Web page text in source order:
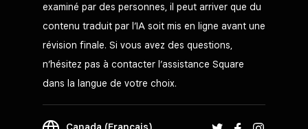
examiné par des personnes, il peut arriver que du
contenu traduit par l’IA soit mis en ligne avant une
révision finale. Si vous avez des questions,
n’hésitez pas à contacter l’assistance Square
dans la langue de votre choix.